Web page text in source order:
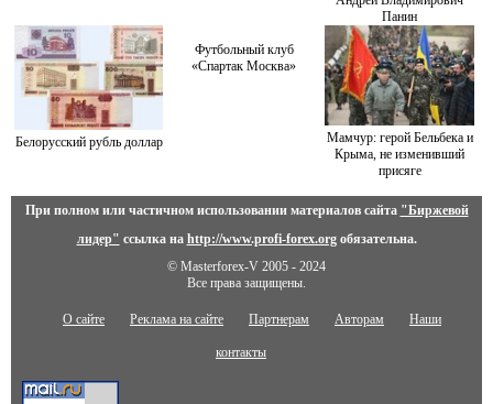
Панин
Белорусский рубль доллар
Футбольный клуб
«Спартак Москва»
Мамчур: герой Бельбека и
Крыма, не изменивший
присяге
При полном или частичном использовании материалов сайта "Биржевой
лидер" ссылка на http://www.profi-forex.orgобязательна.
© Masterforex-V 2005 - 2024
Все права защищены.
О сайте Реклама на сайте Партнерам Авторам Наши
контакты